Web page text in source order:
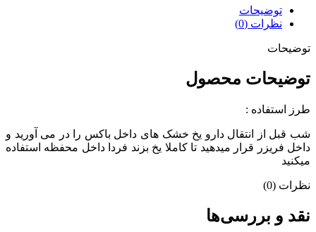
توضیحات
نظرات (0)
توضیحات
توضیحات محصول
طرز استفاده :
شب قبل از انتقال دارو یخ خشک های داخل باکس را در می آورید و
داخل فریزر قرار میدهید تا کاملا یخ بزند فردا داخل محفظه استفاده
میکنید
نظرات (0)
نقد و بررسی‌ها